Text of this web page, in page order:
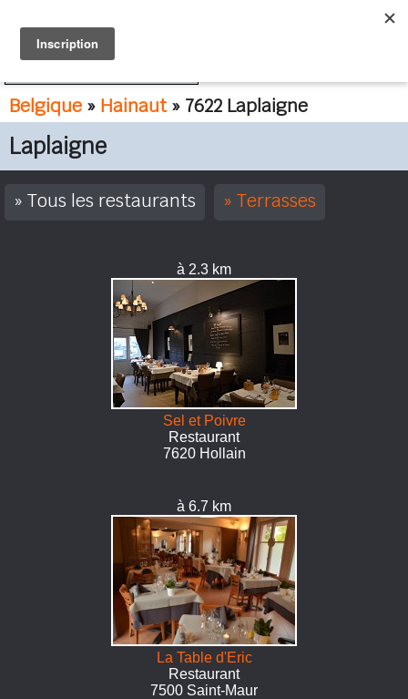
Belgique » Hainaut» 7622 Laplaigne
Laplaigne
Tous les restaurants Terrasses
à 2.3 km
Sel et Poivre
Restaurant
7620 Hollain
à 6.7 km
La Table d'Eric
Restaurant
7500 Saint-Maur